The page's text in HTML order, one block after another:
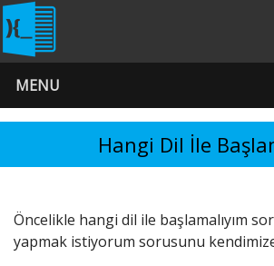
MENU
Hangi Dil İle
Öncelikle hangi dil ile başlamalıyım
yapmak istiyorum sorusunu